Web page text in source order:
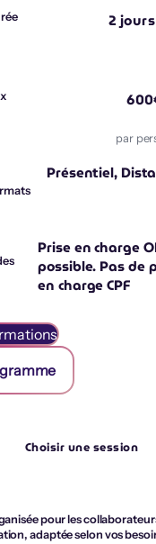
2 jours
600
par
Présentiel,
Prise en charge
possible. Pas de
en charge CPF
Choisir une session
pour les
adaptée selon vos